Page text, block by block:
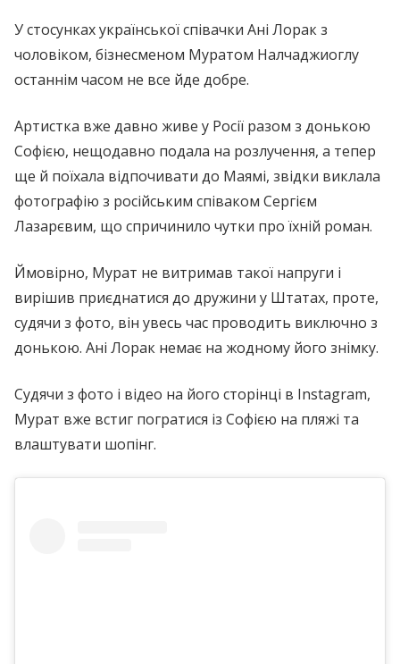
У стосунках української співачки Ані Лорак з
чоловіком, бізнесменом Муратом Налчаджиоглу
останнім часом не все йде добре.
Артистка вже давно живе у Росії разом з донькою
Софією, нещодавно подала на розлучення, а тепер
ще й поїхала відпочивати до Маямі, звідки виклала
фотографію з російським співаком Сергієм
Лазарєвим, що спричинило чутки про їхній роман.
Ймовірно, Мурат не витримав такої напруги і
вирішив приєднатися до дружини у Штатах, проте,
судячи з фото, він увесь час проводить виключно з
донькою. Ані Лорак немає на жодному його знімку.
Судячи з фото і відео на його сторінці в Instagram,
Мурат вже встиг погратися із Софією на пляжі та
влаштувати шопінг.